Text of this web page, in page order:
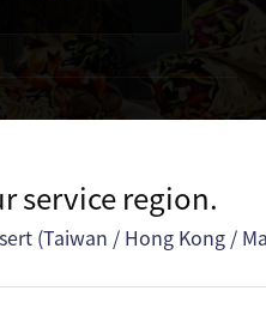
service region.
(Taiwan / Hong Kong /